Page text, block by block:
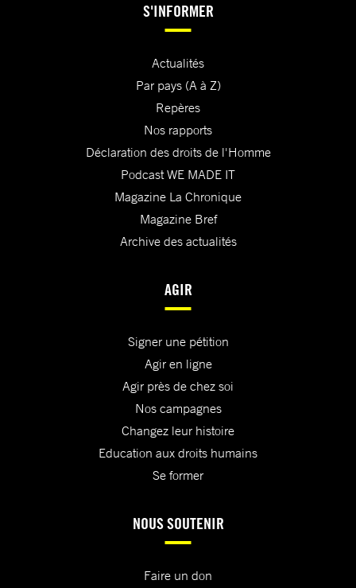
S'INFORMER
Actualités
Par pays (A à Z)
Repères
Nos rapports
Déclaration des droits de l'Homme
Podcast WE MADE IT
Magazine La Chronique
Magazine Bref
Archive des actualités
AGIR
Signer une pétition
Agir en ligne
Agir près de chez soi
Nos campagnes
Changez leur histoire
Education aux droits humains
Se former
NOUS SOUTENIR
Faire un don